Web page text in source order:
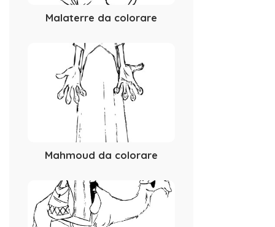
Malaterre da colorare
Mahmoud da colorare